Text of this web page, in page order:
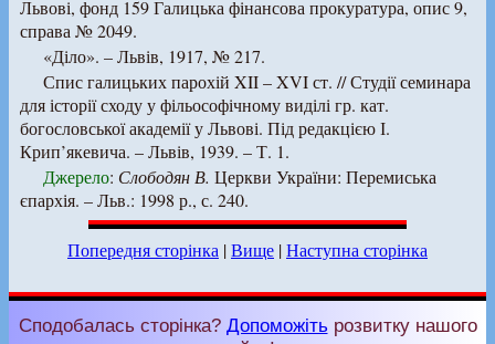
Львові, фонд 159 Галицька фінансова прокуратура, опис 9,
справа № 2049.
«Діло». – Львів, 1917, № 217.
Спис галицьких парохій XII – XVI ст. // Студії семинара
для історії сходу у фільософічному виділі гр. кат.
богословської академії у Львові. Під редакцією І.
Крип’якевича. – Львів, 1939. – Т. 1.
Джерело: Слободян В. Церкви України: Перемиська
єпархія. – Льв.: 1998 р., с. 240.
Попередня сторінка |Вище |Наступна сторінка
Сподобалась сторінка? Допоможітьрозвитку нашого